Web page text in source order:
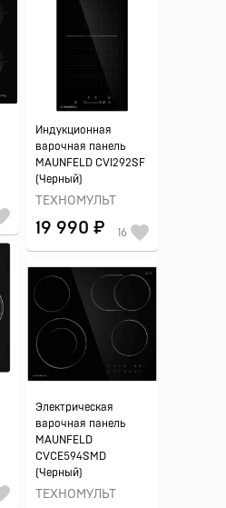
Индукционная
варочная панель
MAUNFELD CVI292SF
(Черный)
ТЕХНОМУЛЬТ
19 990 ₽ 16
Электрическая
варочная панель
MAUNFELD
CVCE594SMD
(Черный)
ТЕХНОМУЛЬТ